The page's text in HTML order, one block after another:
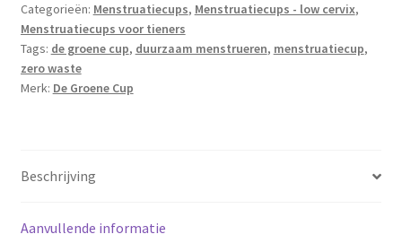
menstruatiecup
–
Hygiënisch
&
goedkoop
aantal
Categorieën: Menstruatiecups, Menstruatiecups - low cervix,
Menstruatiecups voor tieners
Tags: de groene cup, duurzaam menstrueren, menstruatiecup,
zero waste
Merk: De Groene Cup
Beschrijving
Aanvullende informatie